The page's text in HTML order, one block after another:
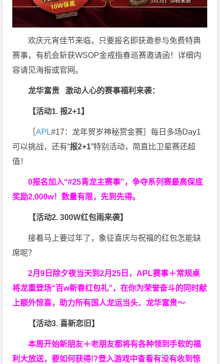
欢庆元宵佳节来临，只要报名即获邀参与免费特典
赛事，有机会斩获WSOP金戒指春巡赛邀请函！详细内
容请见海报或官网。
龙华富贵 激动人心的赛事福利来袭：
【活动1. 报2+1】
［APL#17：龙年贺岁神秘赏金赛］每日多场Day1
可以挑战，还有“报2+1”特别活动，简直比卫星赛还超
值！
0报名加入“#25青龙主赛事”，争夺系列赛最高保底
奖励2,000w！数量有限，先到先得。
【活动2. 300W红包雨来袭】
接着马上要过年了，象征喜庆与祝福的红包怎能缺
席呢？
2月9日除夕夜当天到2月25日，APL赛事＋常规桌
将龙重登场“百w新春红包礼”，在你为荣誉奋斗的同时献
上额外惊喜，助力所有国人龙运当头、龙华富贵～
【活动3. 喜新恋旧】
本周开始新朋友＋老朋友都将有各种领到手软的福
利大放送，要如何获得!?登入游戏中查看有没有收到惊